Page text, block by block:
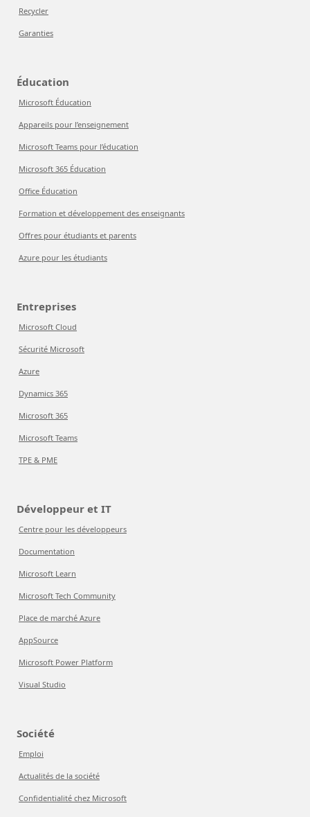
Recycler
Garanties
Éducation
Microsoft Éducation
Appareils pour l’enseignement
Microsoft Teams pour l’éducation
Microsoft 365 Éducation
Office Éducation
Formation et développement des enseignants
Offres pour étudiants et parents
Azure pour les étudiants
Entreprises
Microsoft Cloud
Sécurité Microsoft
Azure
Dynamics 365
Microsoft 365
Microsoft Teams
TPE & PME
Développeur et IT
Centre pour les développeurs
Documentation
Microsoft Learn
Microsoft Tech Community
Place de marché Azure
AppSource
Microsoft Power Platform
Visual Studio
Société
Emploi
Actualités de la société
Confidentialité chez Microsoft